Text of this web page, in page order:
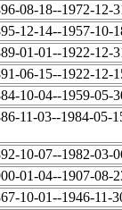
08-18--1972-12-
12-14--1957-10-
01-01--1922-12-
06-15--1922-12-
10-04--1959-05-
11-03--1984-05-
10-07--1982-03-
01-04--1907-08-
10-01--1946-11-